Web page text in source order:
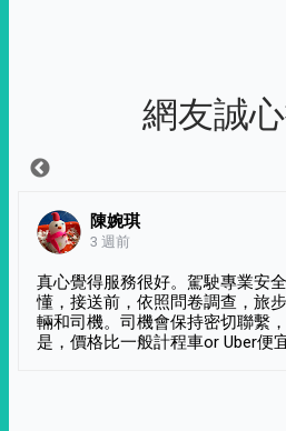
網友誠
陳婉琪
3 週前
真心覺得服務很好。駕駛專業安
懂，接送前，依照問卷調查，旅
輛和司機。司機會保持密切聯繫
是，價格比一般計程車or Uber便